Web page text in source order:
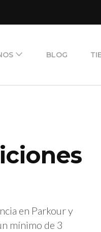
BLOG
en Parkour y
mínimo de 3